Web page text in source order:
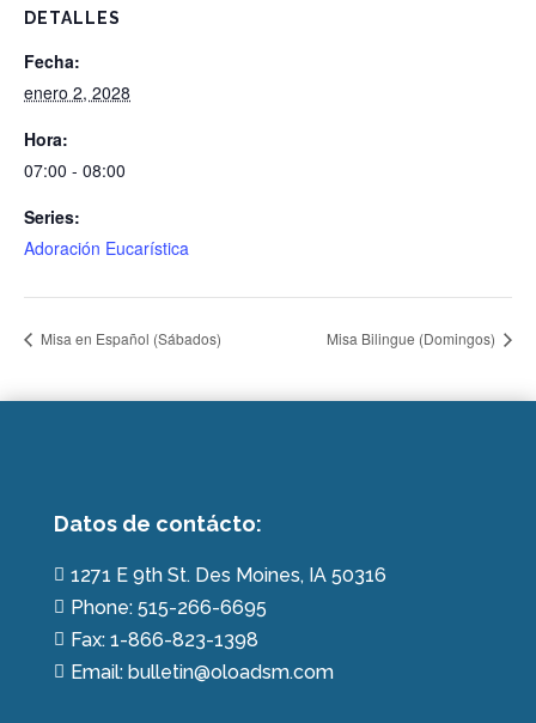
DETALLES
Fecha:
enero 2, 2028
Hora:
07:00 - 08:00
Series:
Adoración Eucarística
Misa en Español (Sábados) Misa Bilingue (Domingos)
Datos de contácto:
 1271 E 9th St. Des Moines, IA 50316
 Phone: 515-266-6695
 Fax: 1-866-823-1398
 Email: bulletin@oloadsm.com